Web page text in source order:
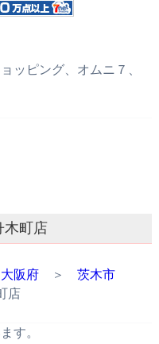
ッピング、オムニ７、
木町店
大阪府＞ 茨木市
店
す。